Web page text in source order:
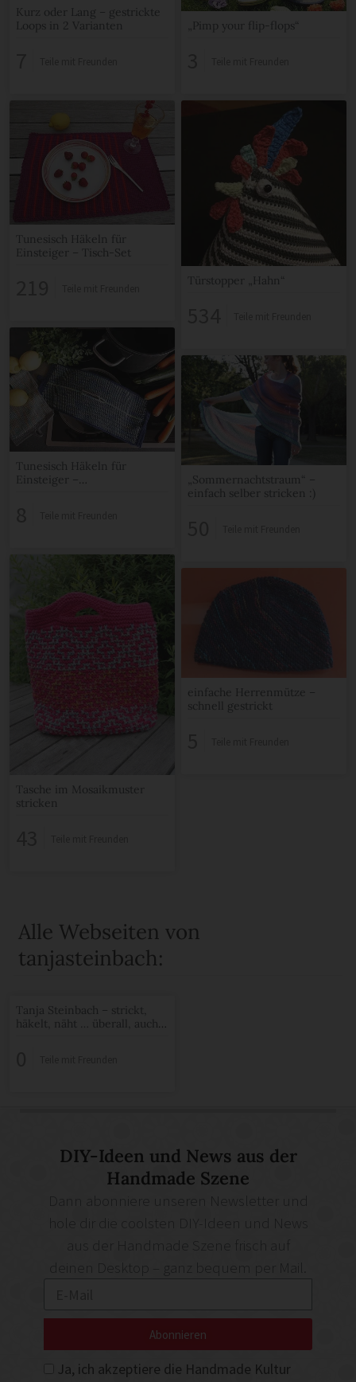
Kurz oder Lang – gestrickte
Loops in 2 Varianten
„Pimp your flip-flops“
Türstopper „Hahn“
Tunesisch Häkeln für
Einsteiger – Tisch-Set
Tunesisch Häkeln für
Einsteiger –
„Sommernachtstraum“ –
einfach selber stricken :)
Tasche im Mosaikmuster
stricken
einfache Herrenmütze –
schnell gestrickt
Alle Webseiten von
tanjasteinbach:
Tanja Steinbach – strickt,
häkelt, näht … überall, auch
DIY-Ideen und News aus der
Handmade Szene
deinen Desktop – ganz bequem per Mail.
Ja, ich akzeptiere die Handmade Kultur
Abonnieren